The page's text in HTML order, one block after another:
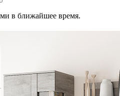
в ближайшее время.